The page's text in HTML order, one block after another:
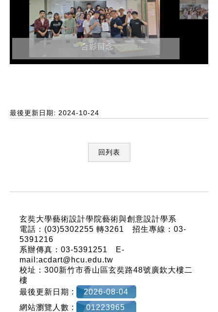
合影留念
最後更新日期: 2024-10-24
回列表
玄奘大學藝術設計學院藝術與創意設計學系
電話：(03)5302255 轉3261 招生專線：03-
5391216
系辦傳真：03-5391251 E-
mail:acdart@hcu.edu.tw
校址：300新竹市香山區玄奘路48號廣欽大樓二
樓
最後更新日期 :
2026-08-04
網站瀏覽人數 :
01223965